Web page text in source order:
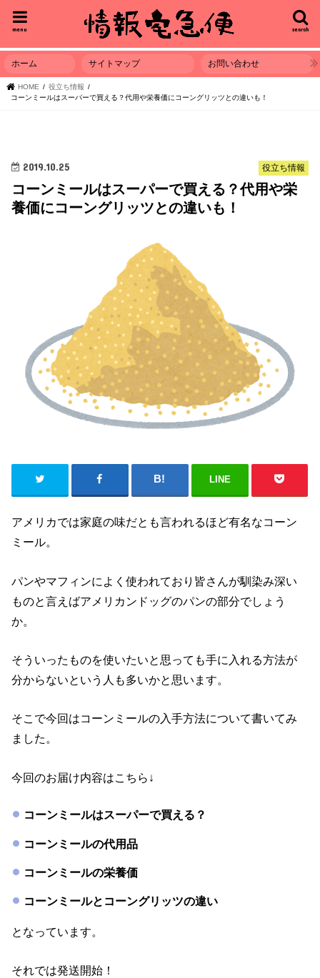
search
menu
ホーム サイトマップ お問い合わせ
HOME
役立ち情報
コーンミールはスーパーで買える？代用や栄養価にコーングリッツとの違いも！
役立ち情報
2019.10.25
コーンミールはスーパーで買える？代用や栄
養価にコーングリッツとの違いも！
LINE
アメリカでは家庭の味だとも言われるほど有名なコーン
ミール。
パンやマフィンによく使われており皆さんが馴染み深い
ものと言えばアメリカンドッグのパンの部分でしょう
か。
そういったものを使いたいと思っても手に入れる方法が
分からないという人も多いかと思います。
そこで今回はコーンミールの入手方法について書いてみ
ました。
今回のお届け内容はこちら↓
コーンミールはスーパーで買える？
コーンミールの代用品
コーンミールの栄養価
コーンミールとコーングリッツの違い
となっています。
それでは発送開始！